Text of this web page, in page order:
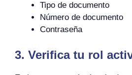
Tipo de documento
Número de documento
Contraseña
3. Verifica tu rol